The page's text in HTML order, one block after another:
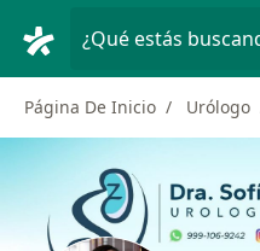
¿Qué estás
Página De Inicio Urólogo